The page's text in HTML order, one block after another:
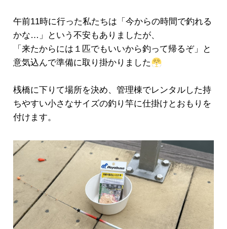
午前11時に行った私たちは「今からの時間で釣れる
かな…」という不安もありましたが、
「来たからには１匹でもいいから釣って帰るぞ」と
意気込んで準備に取り掛かりました
桟橋に下りて場所を決め、管理棟でレンタルした持
ちやすい小さなサイズの釣り竿に仕掛けとおもりを
付けます。